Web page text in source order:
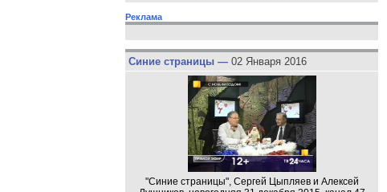
Реклама
Синие страницы — 02 Января 2016
"Синие страницы", Сергей Цыпляев и Алексей